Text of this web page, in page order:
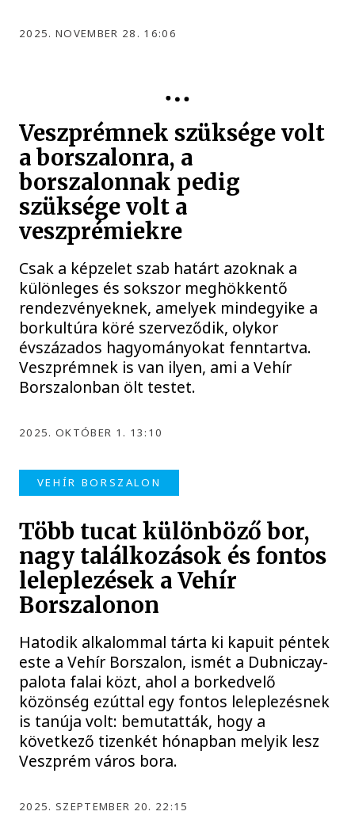
2025. NOVEMBER 28. 16:06
Veszprémnek szüksége volt
a borszalonra, a
borszalonnak pedig
szüksége volt a
veszprémiekre
Csak a képzelet szab határt azoknak a
különleges és sokszor meghökkentő
rendezvényeknek, amelyek mindegyike a
borkultúra köré szerveződik, olykor
évszázados hagyományokat fenntartva.
Veszprémnek is van ilyen, ami a Vehír
Borszalonban ölt testet.
2025. OKTÓBER 1. 13:10
VEHÍR BORSZALON
Több tucat különböző bor,
nagy találkozások és fontos
leleplezések a Vehír
Borszalonon
Hatodik alkalommal tárta ki kapuit péntek
este a Vehír Borszalon, ismét a Dubniczay-
palota falai közt, ahol a borkedvelő
közönség ezúttal egy fontos leleplezésnek
is tanúja volt: bemutatták, hogy a
következő tizenkét hónapban melyik lesz
Veszprém város bora.
2025. SZEPTEMBER 20. 22:15